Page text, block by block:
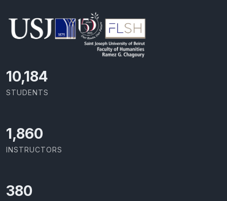
10,801
STUDENTS
1,973
INSTRUCTORS
403